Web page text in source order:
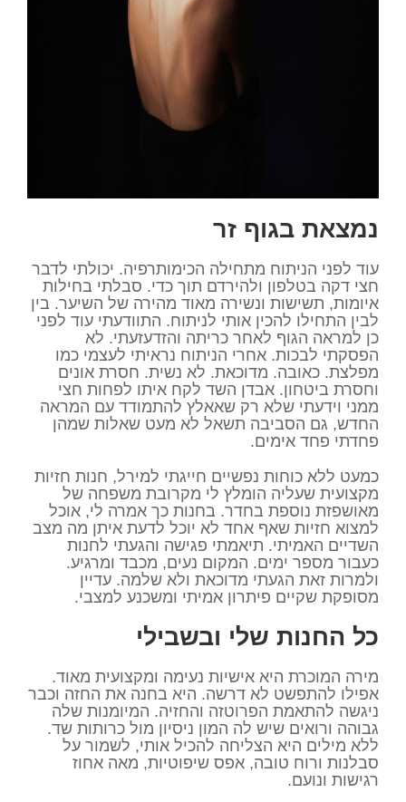
נמצאת בגוף זר
עוד לפני הניתוח מתחילה הכימותרפיה. יכולתי לדבר
חצי דקה בטלפון ולהירדם תוך כדי. סבלתי בחילות
איומות, תשישות ונשירה מאוד מהירה של השיער. בין
לבין התחילו להכין אותי לניתוח. התוודעתי עוד לפני
כן למראה הגוף לאחר כריתה והזדעזעתי. לא
הפסקתי לבכות. אחרי הניתוח נראיתי לעצמי כמו
מפלצת. כאובה. מדוכאת. לא נשית. חסרת אונים
וחסרת ביטחון. אבדן השד לקח איתו לפחות חצי
ממני וידעתי שלא רק שאאלץ להתמודד עם המראה
החדש, גם הסביבה תשאל לא מעט שאלות שמהן
פחדתי פחד אימים.
כמעט ללא כוחות נפשיים חייגתי למירל, חנות חזיות
מקצועית שעליה הומלץ לי מקרובת משפחה של
מאושפזת נוספת בחדר. בחנות כך אמרה לי, אוכל
למצוא חזיות שאף אחד לא יוכל לדעת איתן מה מצב
השדיים האמיתי. תיאמתי פגישה והגעתי לחנות
כעבור מספר ימים. המקום נעים, מכבד ומרגיע.
ולמרות זאת הגעתי מדוכאת ולא שלמה. עדיין
מסופקת שקיים פיתרון אמיתי ומשכנע למצבי.
כל החנות שלי ובשבילי
מירה המוכרת היא אישיות נעימה ומקצועית מאוד.
אפילו להתפשט לא דרשה. היא בחנה את החזה וכבר
ניגשה להתאמת הפרוטזה והחזיה. המיומנות שלה
גבוהה ורואים שיש לה המון ניסיון מול כרותות שד.
ללא מילים היא הצליחה להכיל אותי, לשמור על
סבלנות ורוח טובה, אפס שיפוטיות, מאה אחוז
רגישות ונועם.